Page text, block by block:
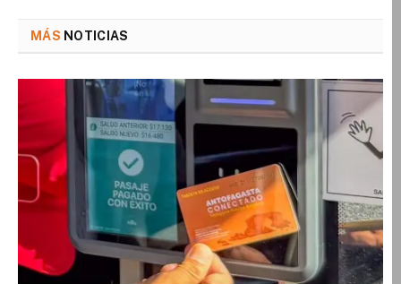
MÁS NOTICIAS